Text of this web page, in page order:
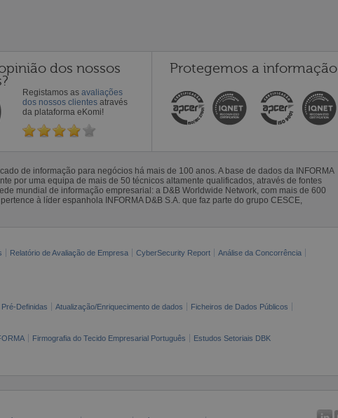
dos nossos
Registamos as avaliações
dos nossos clientes através
da plataforma eKomi!
Protegemos a informação
de informação para negócios há mais de 100 anos. A base de dados da INFORMA
por uma equipa de mais de 50 técnicos altamente qualificados, através de fontes
mundial de informação empresarial: a D&B Worldwide Network, com mais de 600
à líder espanhola INFORMA D&B S.A. que faz parte do grupo CESCE,
Relatório de Avaliação de Empresa CyberSecurity Report
Análise da Concorrência
Definidas Atualização/Enriquecimento de dados
Ficheiros de Dados Públicos
Firmografia do Tecido Empresarial Português Estudos Setoriais DBK